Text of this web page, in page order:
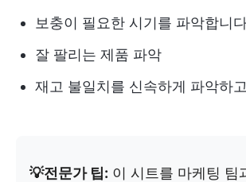
보충이 필요한 시기를 파악합니
잘 팔리는 제품 파악
재고 불일치를 신속하게 파악하
💡전문가 팁: 이 시트를 마케팅 팀